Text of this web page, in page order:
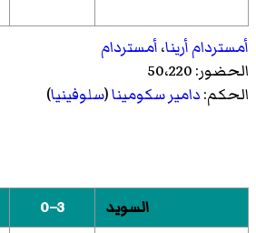
أمستردام أرينا،أمستردام
الحضور: 50،220
الحكم:دامير سكومينا(سلوفينيا)
السويد
3–0